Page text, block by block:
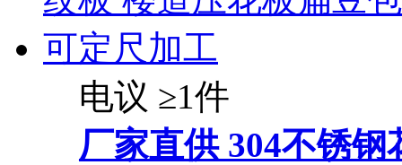
电议 ≥1件
厂家直供 304不锈